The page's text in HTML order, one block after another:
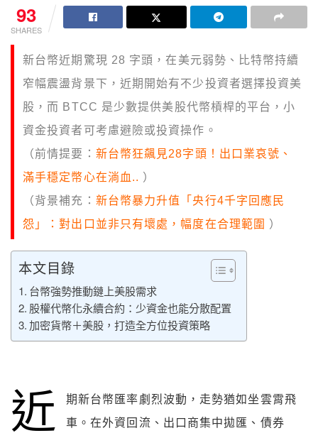
93
SHARES
新台幣近期驚現 28 字頭，在美元弱勢、比特幣持續
窄幅震盪背景下，近期開始有不少投資者選擇投資美
股，而 BTCC 是少數提供美股代幣槓桿的平台，小
資金投資者可考慮避險或投資操作。
（前情提要： 新台幣狂飆見28字頭！出口業哀號、
滿手穩定幣心在淌血.. ）
（背景補充： 新台幣暴力升值「央行4千字回應民
怨」：對出口並非只有壞處，幅度在合理範圍 ）
本文目錄
台幣強勢推動鏈上美股需求
股權代幣化永續合約：少資金也能分散配置
加密貨幣＋美股，打造全方位投資策略
近
期新台幣匯率劇烈波動，走勢猶如坐雲霄飛
車。在外資回流、出口商集中拋匯、債券